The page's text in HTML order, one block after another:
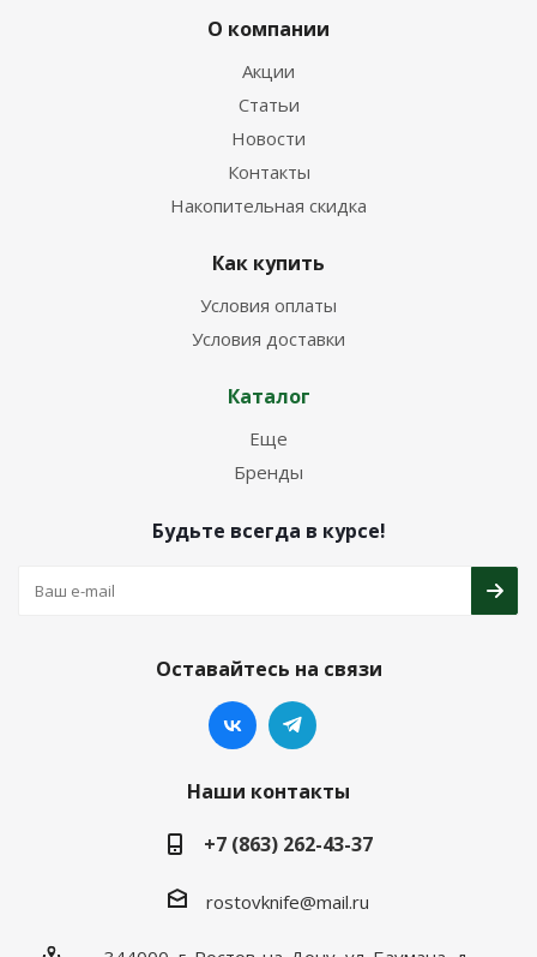
О компании
Акции
Статьи
Новости
Контакты
Накопительная скидка
Как купить
Условия оплаты
Условия доставки
Каталог
Еще
Бренды
Будьте всегда в курсе!
Оставайтесь на связи
Наши контакты
+7 (863) 262-43-37
rostovknife@mail.ru